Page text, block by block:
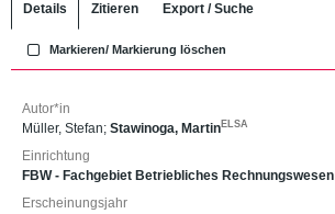
Details Zitieren Export / Suche
Markieren/ Markierung löschen
Autor*in
Müller, Stefan; Stawinoga, Martin ELSA
Einrichtung
FBW - Fachgebiet Betriebliches Rechnungswesen
Erscheinungsjahr